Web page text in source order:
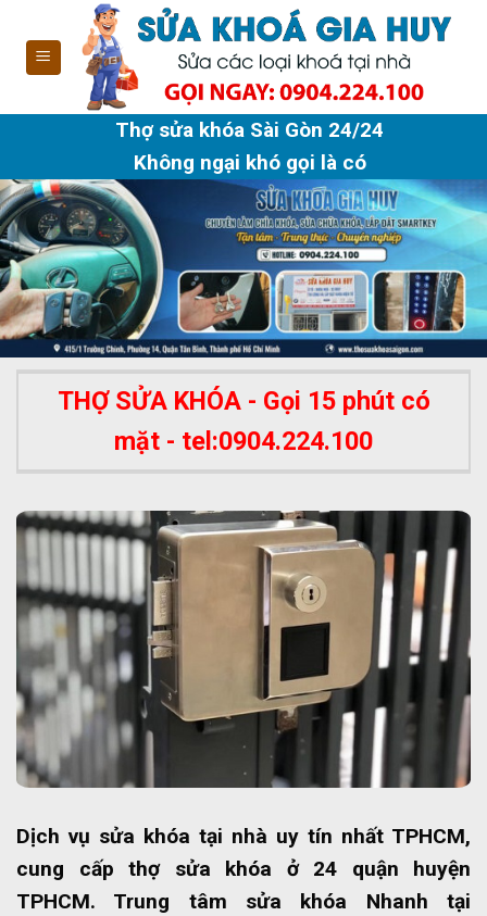
content
Thợ sửa khóa Sài Gòn 24/24
Không ngại khó gọi là có
Dịch vụ sửa khóa tại nhà uy tín nhất TPHCM,
cung cấp thợ sửa khóa ở 24 quận huyện
TPHCM. Trung tâm sửa khóa Nhanh tại
THỢ SỬA KHÓA - Gọi 15 phút có
mặt - tel:0904.224.100